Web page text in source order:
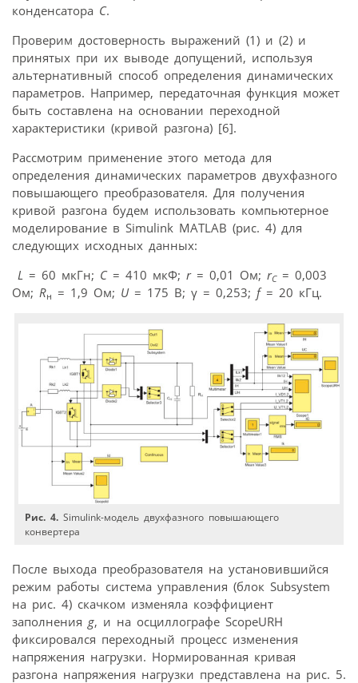
конденсатора C.
Проверим достоверность выражений (1) и (2) и
принятых при их выводе допущений, используя
альтернативный способ определения динамических
параметров. Например, передаточная функция может
быть составлена на основании переходной
характеристики (кривой разгона) [6].
Рассмотрим применение этого метода для
определения динамических параметров двухфазного
повышающего преобразователя. Для получения
кривой разгона будем использовать компьютерное
моделирование в Simulink MATLAB (рис. 4) для
следующих исходных данных:
L = 60 мкГн; С= 410 мкФ; r= 0,01 Ом; rC= 0,003
Ом; Rн = 1,9 Ом; U= 175 B; γ = 0,253; f= 20 кГц.
Рис. 4. Simulink-модель двухфазного повышающего
конвертера
После выхода преобразователя на установившийся
режим работы система управления (блок Subsystem
на рис. 4) скачком изменяла коэффициент
заполнения g, и на осциллографе ScopeURH
фиксировался переходный процесс изменения
напряжения нагрузки. Нормированная кривая
разгона напряжения нагрузки представлена на рис. 5.